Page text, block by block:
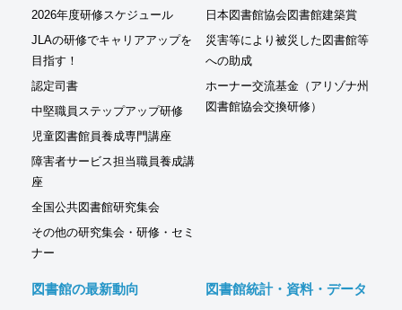
2026年度研修スケジュール
JLAの研修でキャリアアップを
目指す！
認定司書
中堅職員ステップアップ研修
児童図書館員養成専門講座
障害者サービス担当職員養成講
座
全国公共図書館研究集会
その他の研究集会・研修・セミ
ナー
日本図書館協会図書館建築賞
災害等により被災した図書館等
への助成
ホーナー交流基金（アリゾナ州
図書館協会交換研修）
図書館の最新動向 図書館統計・資料・データ